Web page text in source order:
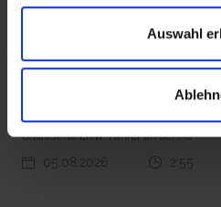
Auswahl
oder "Deppen der Nation"?
Grillfest für LKW-Fahrer an der A6
05.08.2026 2:55